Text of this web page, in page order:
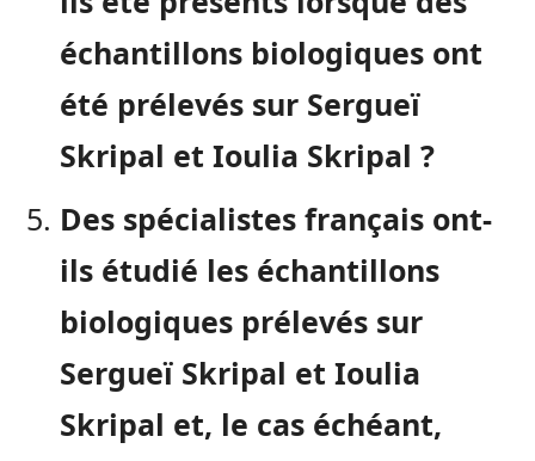
échantillons biologiques ont
été prélevés sur Sergueï
Skripal et Ioulia Skripal ?
Des spécialistes français ont-
ils étudié les échantillons
biologiques prélevés sur
Sergueï Skripal et Ioulia
Skripal et, le cas échéant,